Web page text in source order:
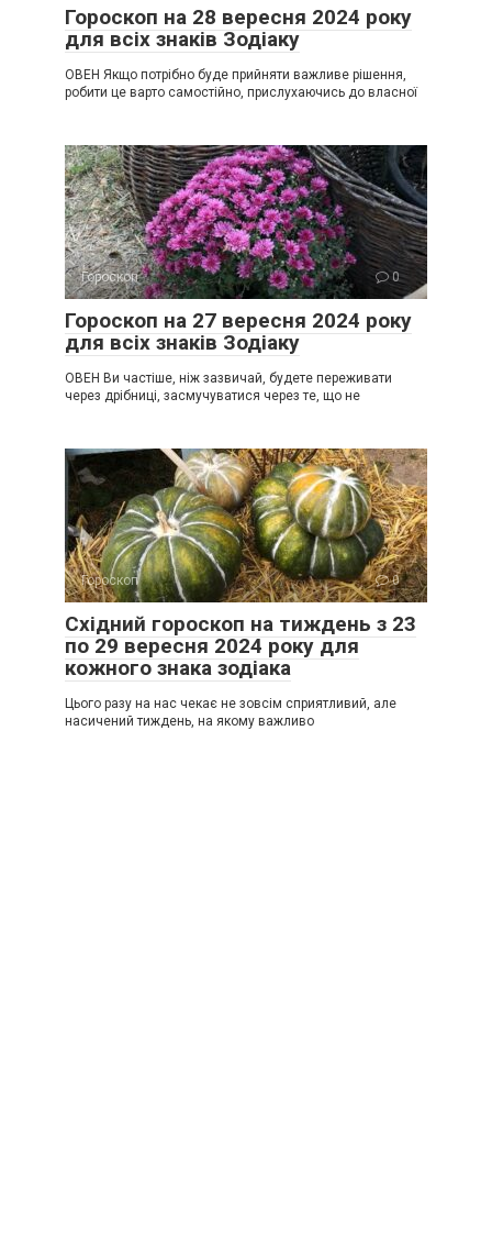
Гороскоп на 28 вересня 2024 року
для всіх знаків Зодіаку
ОВЕН Якщо потрібно буде прийняти важливе рішення,
робити це варто самостійно, прислухаючись до власної
Гороскоп 0
Гороскоп на 27 вересня 2024 року
для всіх знаків Зодіаку
ОВЕН Ви частіше, ніж зазвичай, будете переживати
через дрібниці, засмучуватися через те, що не
Гороскоп 0
Східний гороскоп на тиждень з 23
по 29 вересня 2024 року для
кожного знака зодіака
Цього разу на нас чекає не зовсім сприятливий, але
насичений тиждень, на якому важливо